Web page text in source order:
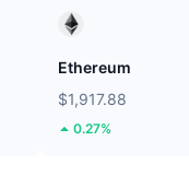
Ethereum
$1,917.88
0.27%